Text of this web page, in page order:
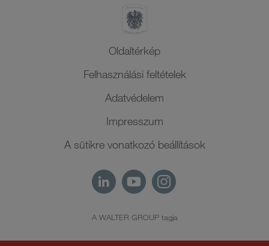
Oldaltérkép
Felhasználási feltételek
Adatvédelem
Impresszum
A sütikre vonatkozó beállítások
A WALTER GROUP tagja